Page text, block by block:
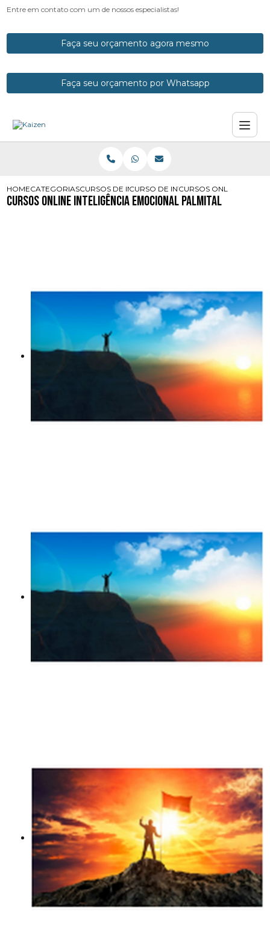
Entre em contato com um de nossos especialistas!
Faça seu orçamento agora mesmo
Faça seu orçamento por Whatsapp
HOMECATEGORIASCURSOS DE INTELIGENCIA EMOCIONAL
CURSO DE INTELIGENCIA
CURSOS ONLINE
Cursos Online Inteligência Emocional Palmital